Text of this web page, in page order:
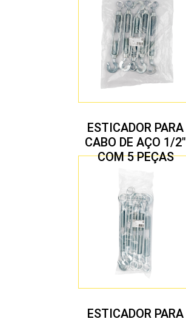
ESTICADOR PARA
CABO DE AÇO 1/2″
COM 5 PEÇAS
ESTICADOR PARA